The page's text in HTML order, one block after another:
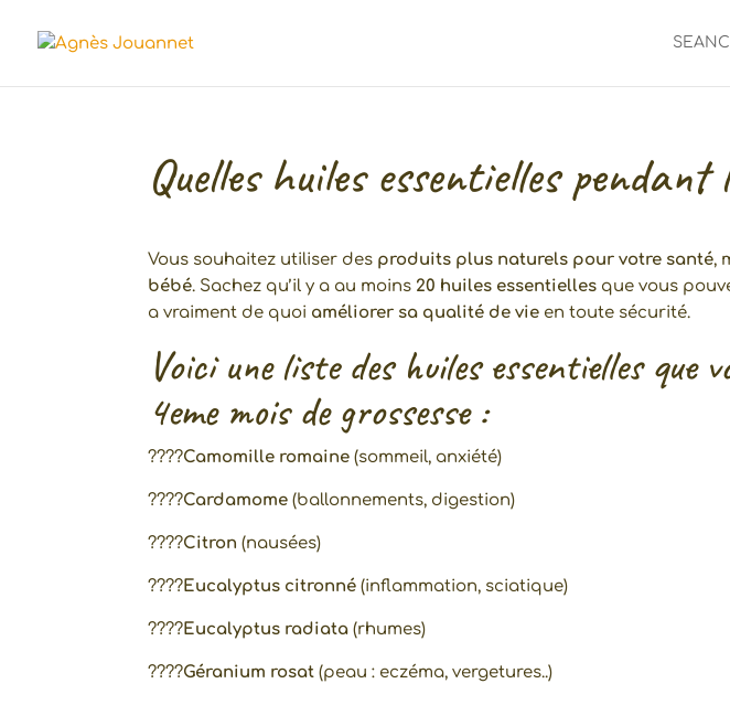
Quelles huiles essentielles pendant
Vous souhaitez utiliser des produits plus naturels pour votre santé,
bébé. Sachez qu’il y a au moins 20 huiles essentielles que vous
a vraiment de quoi améliorer sa qualité de vie en toute sécurité.
Voici une liste des huiles essentielles
4eme mois de grossesse :
????Camomille romaine (sommeil, anxiété)
????Cardamome (ballonnements, digestion)
????Citron(nausées)
????Eucalyptus citronné (inflammation, sciatique)
????Eucalyptus radiata (rhumes)
????Géranium rosat(peau : eczéma, vergetures..)